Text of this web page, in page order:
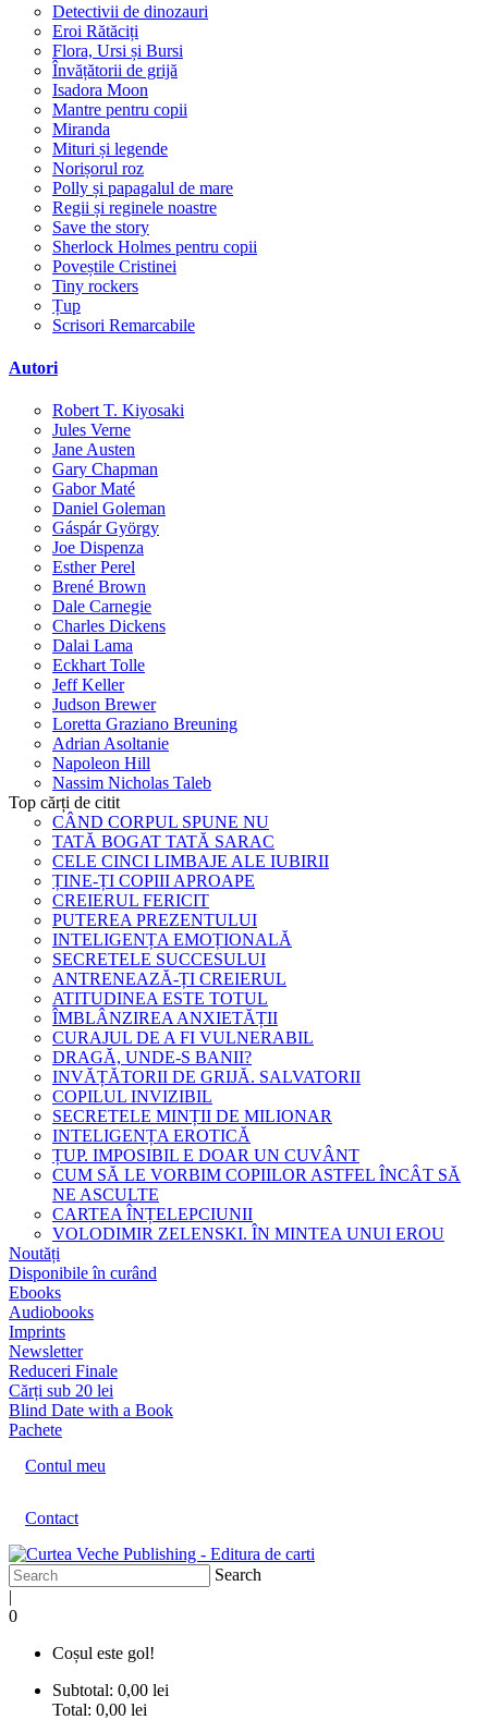
Detectivii de dinozauri
Eroi Rătăciți
Flora, Ursi și Bursi
Învățătorii de grijă
Isadora Moon
Mantre pentru copii
Miranda
Mituri și legende
Norișorul roz
Polly și papagalul de mare
Regii și reginele noastre
Save the story
Sherlock Holmes pentru copii
Poveștile Cristinei
Tiny rockers
Țup
Scrisori Remarcabile
Autori
Robert T. Kiyosaki
Jules Verne
Jane Austen
Gary Chapman
Gabor Maté
Daniel Goleman
Gáspár György
Joe Dispenza
Esther Perel
Brené Brown
Dale Carnegie
Charles Dickens
Dalai Lama
Eckhart Tolle
Jeff Keller
Judson Brewer
Loretta Graziano Breuning
Adrian Asoltanie
Napoleon Hill
Nassim Nicholas Taleb
Top cărți de citit
CÂND CORPUL SPUNE NU
TATĂ BOGAT TATĂ SARAC
CELE CINCI LIMBAJE ALE IUBIRII
ȚINE-ȚI COPIII APROAPE
CREIERUL FERICIT
PUTEREA PREZENTULUI
INTELIGENȚA EMOȚIONALĂ
SECRETELE SUCCESULUI
ANTRENEAZĂ-ȚI CREIERUL
ATITUDINEA ESTE TOTUL
ÎMBLÂNZIREA ANXIETĂȚII
CURAJUL DE A FI VULNERABIL
DRAGĂ, UNDE-S BANII?
INVĂȚĂTORII DE GRIJĂ. SALVATORII
COPILUL INVIZIBIL
SECRETELE MINȚII DE MILIONAR
INTELIGENȚA EROTICĂ
ȚUP. IMPOSIBIL E DOAR UN CUVÂNT
CUM SĂ LE VORBIM COPIILOR ASTFEL ÎNCÂT SĂ
NE ASCULTE
CARTEA ÎNȚELEPCIUNII
VOLODIMIR ZELENSKI. ÎN MINTEA UNUI EROU
Noutăți
Disponibile în curând
Ebooks
Audiobooks
Imprints
Newsletter
Reduceri Finale
Cărți sub 20 lei
Blind Date with a Book
Pachete
Contul meu
Contact
Search
|
0
Coșul este gol!
Subtotal: 0,00 lei
Total: 0,00 lei